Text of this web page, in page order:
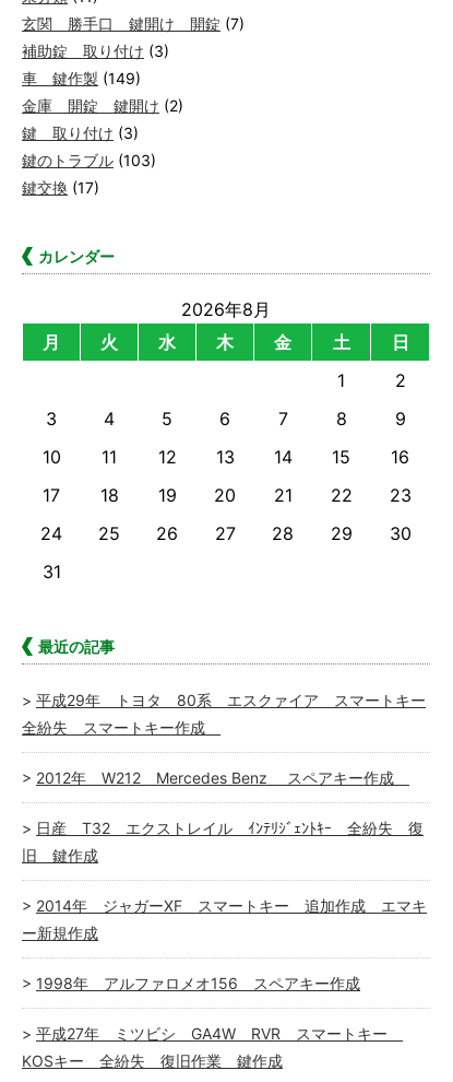
玄関 勝手口 鍵開け 開錠 (7)
補助錠 取り付け (3)
車 鍵作製 (149)
金庫 開錠 鍵開け (2)
鍵 取り付け (3)
鍵のトラブル (103)
鍵交換 (17)
カレンダー
2026年8月
月
火 水 木 金 土
日
1
2
3
4 5 6 7 8
9
10
11 12 13 14 15
16
17
18 19 20 21 22
23
24
25 26 27 28 29
30
31
最近の記事
平成29年 トヨタ 80系 エスクァイア スマートキー
全紛失 スマートキー作成
2012年 W212 Mercedes Benz スペアキー作成
日産 T32 エクストレイル ｲﾝﾃﾘｼﾞｪﾝﾄｷｰ 全紛失 復
旧 鍵作成
2014年 ジャガーXF スマートキー 追加作成 エマキ
ー新規作成
1998年 アルファロメオ156 スペアキー作成
平成27年 ミツビシ GA4W RVR スマートキー
KOSキー 全紛失 復旧作業 鍵作成